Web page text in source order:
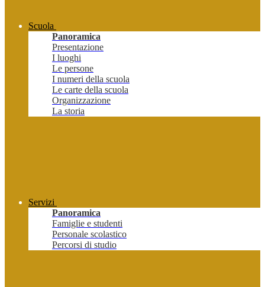
Scuola
Panoramica
Presentazione
I luoghi
Le persone
I numeri della scuola
Le carte della scuola
Organizzazione
La storia
Servizi
Panoramica
Famiglie e studenti
Personale scolastico
Percorsi di studio